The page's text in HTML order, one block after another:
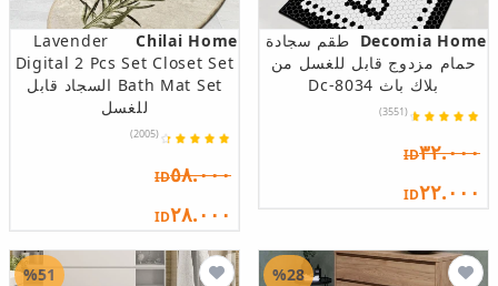
Decomia Home طقم سجادة
حمام مزدوج قابل للغسل من
بلاك باث Dc-8034
(3551)
ID٣٢.٠٠٠
ID٢٢.٠٠٠
Chilai Home
Lavender
Digital 2 Pcs Set Closet Set
Bath Mat Set السجاد قابل
للغسل
(2005)
ID٥٨.٠٠٠
ID٢٨.٠٠٠
%28
%51